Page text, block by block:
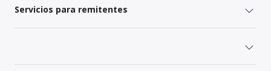
Servicios para remitentes